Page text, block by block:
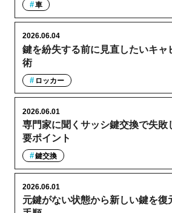
車
鍵を紛失する前に見直したいキャ
術
2026.06.04
ロッカー
専門家に聞くサッシ鍵交換で失敗
要ポイント
2026.06.01
鍵交換
元鍵がない状態から新しい鍵を復
2026.06.01